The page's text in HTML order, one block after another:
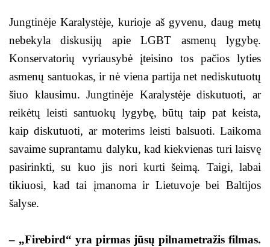
Jungtinėje Karalystėje, kurioje aš gyvenu, daug metų
nebekyla diskusijų apie LGBT asmenų lygybę.
Konservatorių vyriausybė įteisino tos pačios lyties
asmenų santuokas, ir nė viena partija net nediskutuotų
šiuo klausimu. Jungtinėje Karalystėje diskutuoti, ar
reikėtų leisti santuokų lygybę, būtų taip pat keista,
kaip diskutuoti, ar moterims leisti balsuoti. Laikoma
savaime suprantamu dalyku, kad kiekvienas turi laisvę
pasirinkti, su kuo jis nori kurti šeimą. Taigi, labai
tikiuosi, kad tai įmanoma ir Lietuvoje bei Baltijos
šalyse.
– „Firebird“ yra pirmas jūsų pilnametražis filmas.